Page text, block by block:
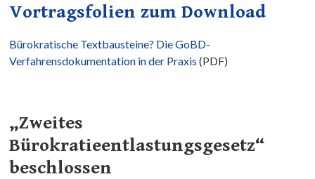
Vortragsfolien zum Download
Bürokratische Textbausteine? Die GoBD-
Verfahrensdokumentation in der Praxis (PDF)
„Zweites
Bürokratieentlastungsgesetz“
beschlossen